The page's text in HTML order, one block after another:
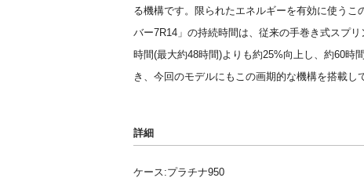
る機構です。限られたエネルギーを有効に使うこ
バー7R14」の持続時間は、従来の手巻き式スプ
時間(最大約48時間)よりも約25%向上し、約60時
き、今回のモデルにもこの画期的な機構を搭載し
詳細
ケース:プラチナ950